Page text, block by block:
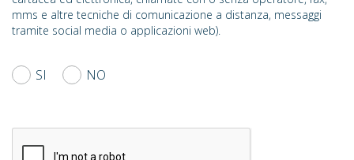
mms e altre tecniche di comunicazione a distanza, messaggi
tramite social media o applicazioni web).
SI NO